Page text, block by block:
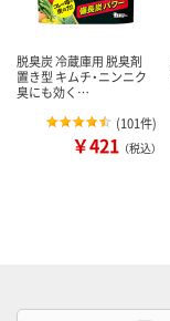
脱臭炭 冷蔵庫用 脱臭剤
置き型 キムチ・ニンニク
臭にも効く…
(101件)
￥421 （税込）